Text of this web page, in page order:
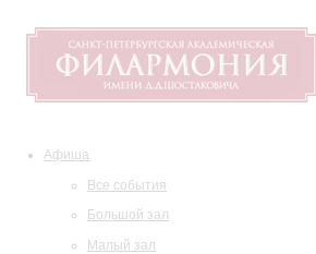
Афиша
Все события
Большой зал
Малый зал